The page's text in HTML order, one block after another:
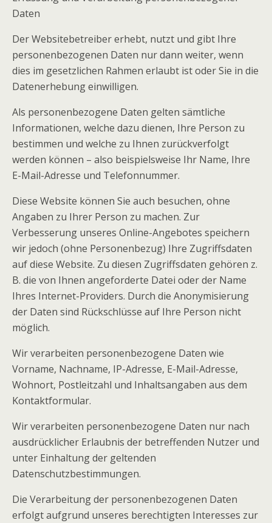
Daten
Der Websitebetreiber erhebt, nutzt und gibt Ihre
personenbezogenen Daten nur dann weiter, wenn
dies im gesetzlichen Rahmen erlaubt ist oder Sie in die
Datenerhebung einwilligen.
Als personenbezogene Daten gelten sämtliche
Informationen, welche dazu dienen, Ihre Person zu
bestimmen und welche zu Ihnen zurückverfolgt
werden können – also beispielsweise Ihr Name, Ihre
E-Mail-Adresse und Telefonnummer.
Diese Website können Sie auch besuchen, ohne
Angaben zu Ihrer Person zu machen. Zur
Verbesserung unseres Online-Angebotes speichern
wir jedoch (ohne Personenbezug) Ihre Zugriffsdaten
auf diese Website. Zu diesen Zugriffsdaten gehören z.
B. die von Ihnen angeforderte Datei oder der Name
Ihres Internet-Providers. Durch die Anonymisierung
der Daten sind Rückschlüsse auf Ihre Person nicht
möglich.
Wir verarbeiten personenbezogene Daten wie
Vorname, Nachname, IP-Adresse, E-Mail-Adresse,
Wohnort, Postleitzahl und Inhaltsangaben aus dem
Kontaktformular.
Wir verarbeiten personenbezogene Daten nur nach
ausdrücklicher Erlaubnis der betreffenden Nutzer und
unter Einhaltung der geltenden
Datenschutzbestimmungen.
Die Verarbeitung der personenbezogenen Daten
erfolgt aufgrund unseres berechtigten Interesses zur